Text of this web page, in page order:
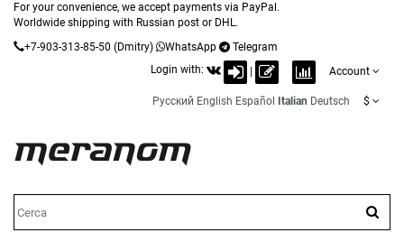
For your convenience, we accept payments via PayPal.
Worldwide shipping with Russian post or DHL.
+7-903-313-85-50 (Dmitry) WhatsApp
Telegram
Login with:
Account
Русский English Español Italian Deutsch $